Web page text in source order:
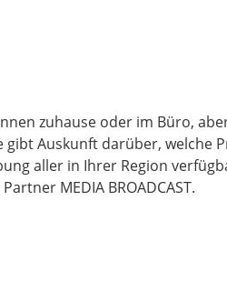
zuhause oder im Büro,
gibt Auskunft darüber,
aller in Ihrer Region
MEDIA BROADCAST.